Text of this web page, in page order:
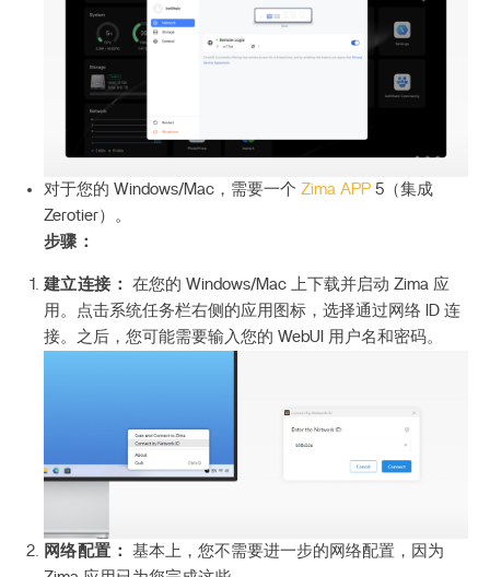
对于您的 Windows/Mac，需要一个 Zima APP 5（集成
Zerotier）。
步骤：
建立连接：
在您的 Windows/Mac 上下载并启动 Zima 应
用。点击系统任务栏右侧的应用图标，选择通过网络 ID 连
接。之后，您可能需要输入您的 WebUI 用户名和密码。
网络配置：
基本上，您不需要进一步的网络配置，因为